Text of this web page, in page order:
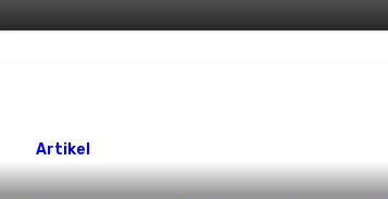
Artikel